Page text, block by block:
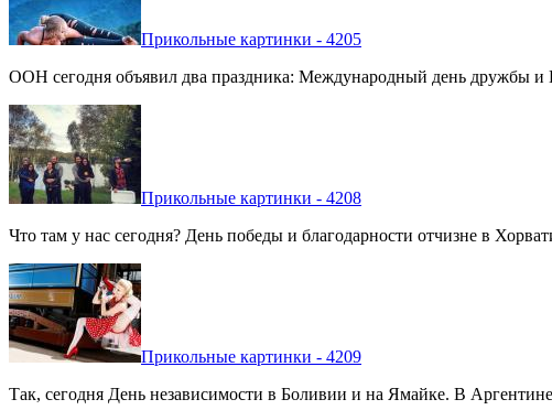
Прикольные картинки - 4205
ООН сегодня объявил два праздника: Международный день дружбы и
Прикольные картинки - 4208
Что там у нас сегодня? День победы и благодарности отчизне в
Прикольные картинки - 4209
Так, сегодня День независимости в Боливии и на Ямайке. В